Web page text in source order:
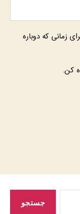
زمانی که دوباره
کن.